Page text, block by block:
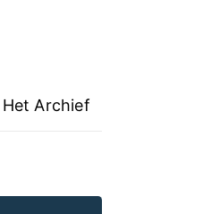
Het Archief